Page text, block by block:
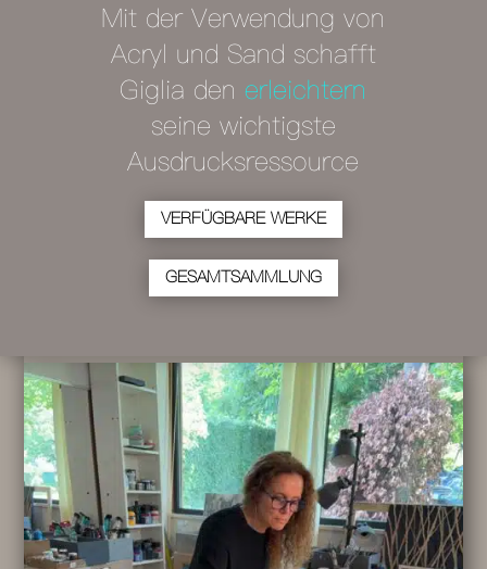
Mit der Verwendung von
Acryl und Sand schafft
Giglia den erleichtern
seine wichtigste
Ausdrucksressource
VERFÜGBARE WERKE
GESAMTSAMMLUNG